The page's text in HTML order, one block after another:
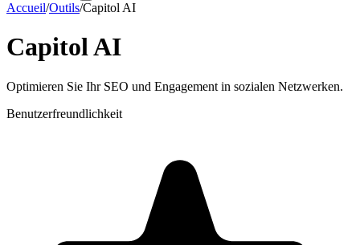
Accueil/Outils/Capitol AI
Capitol AI
Optimieren Sie Ihr SEO und Engagement in sozialen Netzwerken.
Benutzerfreundlichkeit